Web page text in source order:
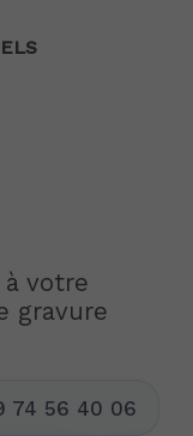
votre
gravure
74 56 40 06